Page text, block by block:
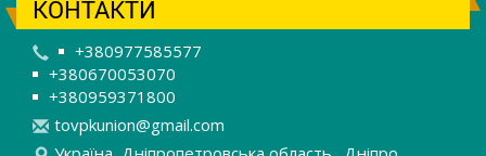
КОНТАКТИ
+380977585577
+380670053070
+380959371800
tovpkunion@gmail.com